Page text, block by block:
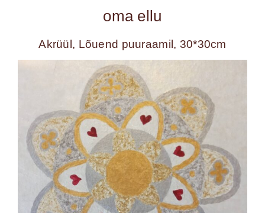
oma ellu
Akrüül, Lõuend puuraamil, 30*30cm